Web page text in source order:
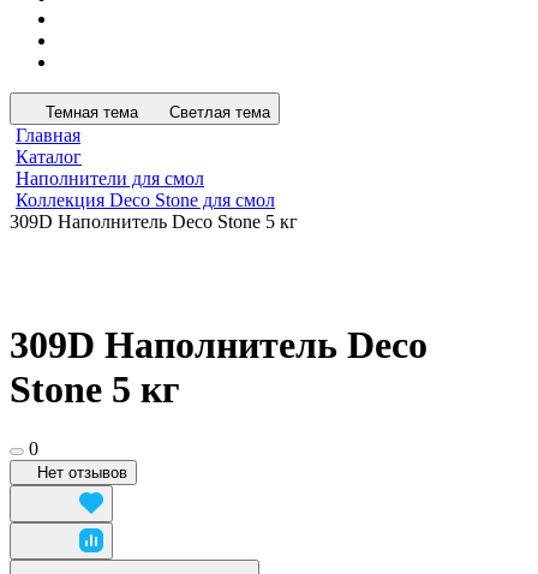
Темная тема Светлая тема
Главная
Каталог
Наполнители для смол
Коллекция Deco Stone для смол
309D Наполнитель Deco Stone 5 кг
309D Наполнитель Deco
Stone 5 кг
0
Нет отзывов